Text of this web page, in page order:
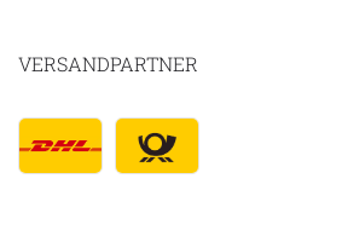
VERSANDPARTNER